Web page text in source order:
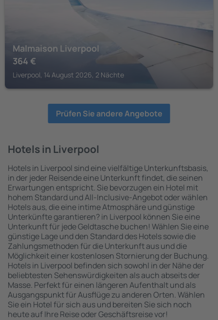
Malmaison Liverpool
364 €
Liverpool, 14 August 2026, 2 Nächte
Prüfen Sie andere Angebote
Hotels in Liverpool
Hotels in Liverpool sind eine vielfältige Unterkunftsbasis,
in der jeder Reisende eine Unterkunft findet, die seinen
Erwartungen entspricht. Sie bevorzugen ein Hotel mit
hohem Standard und All-Inclusive-Angebot oder wählen
Hotels aus, die eine intime Atmosphäre und günstige
Unterkünfte garantieren? in Liverpool können Sie eine
Unterkunft für jede Geldtasche buchen! Wählen Sie eine
günstige Lage und den Standard des Hotels sowie die
Zahlungsmethoden für die Unterkunft aus und die
Möglichkeit einer kostenlosen Stornierung der Buchung.
Hotels in Liverpool befinden sich sowohl in der Nähe der
beliebtesten Sehenswürdigkeiten als auch abseits der
Masse. Perfekt für einen längeren Aufenthalt und als
Ausgangspunkt für Ausflüge zu anderen Orten. Wählen
Sie ein Hotel für sich aus und bereiten Sie sich noch
heute auf Ihre Reise oder Geschäftsreise vor!